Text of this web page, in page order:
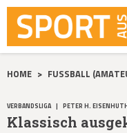
HOME > FUSSBALL
VERBANDSLIGA | PETER H.
Klassisch